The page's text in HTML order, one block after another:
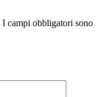
I campi obbligatori sono